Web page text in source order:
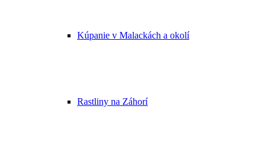
Kúpanie v Malackách a okolí
Rastliny na Záhorí